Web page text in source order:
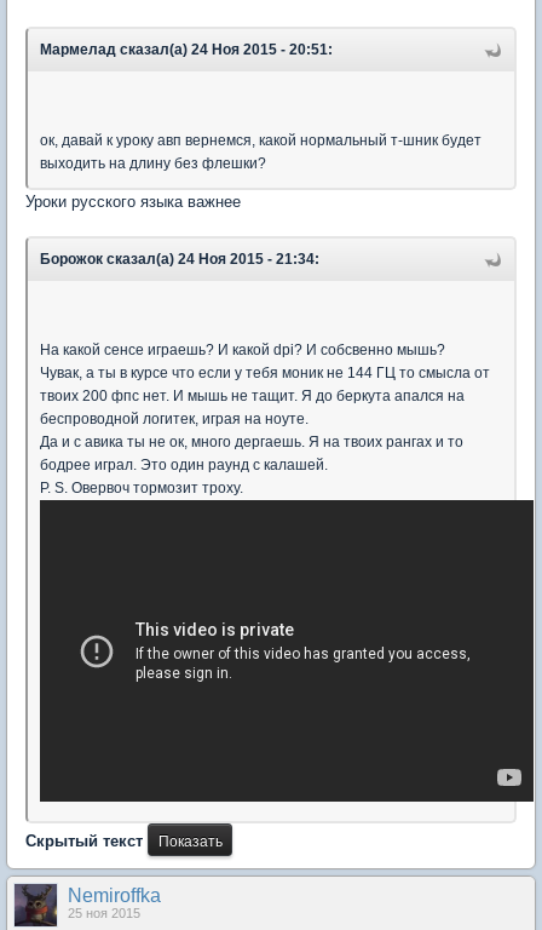
Мармелад сказал(а) 24 Ноя 2015 - 20:51:
ок, давай к уроку авп вернемся, какой нормальный т-шник будет
выходить на длину без флешки?
Уроки русского языка важнее
Борожок сказал(а) 24 Ноя 2015 - 21:34:
На какой сенсе играешь? И какой dpi? И собсвенно мышь?
Чувак, а ты в курсе что если у тебя моник не 144 ГЦ то смысла от
твоих 200 фпс нет. И мышь не тащит. Я до беркута апался на
беспроводной логитек, играя на ноуте.
Да и с авика ты не ок, много дергаешь. Я на твоих рангах и то
бодрее играл. Это один раунд с калашей.
P. S. Овервоч тормозит троху.
Скрытый текст
Nеmiroffkа
25 ноя 2015